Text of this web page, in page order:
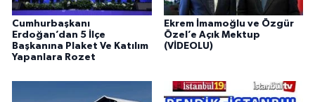
Cumhurbaşkanı
Erdoğan’dan 5 İlçe
Başkanına Plaket Ve Katılım
Yapanlara Rozet
Ekrem İmamoğlu ve Özgür
Özel’e Açık Mektup
(VİDEOLU)